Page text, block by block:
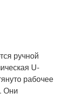
ручной
U-
рабочее
Они